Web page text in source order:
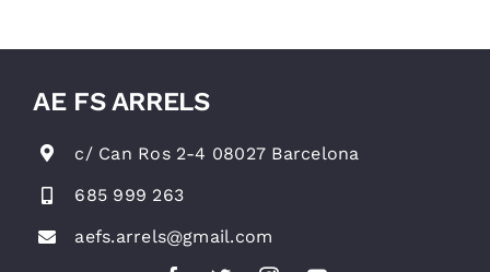
AE FS ARRELS
c/ Can Ros 2-4 08027 Barcelona
685 999 263
aefs.arrels@gmail.com